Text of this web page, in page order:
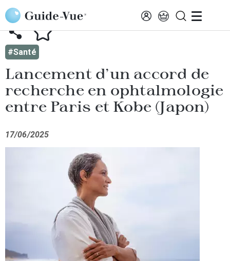
Aller au contenu principal
AFFICHER TOUTES LES ACTUALITÉS
#Santé
Lancement d'un accord de
recherche en ophtalmologie
entre Paris et Kobe (Japon)
17/06/2025